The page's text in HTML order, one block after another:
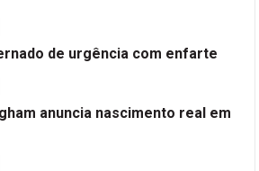
de urgência com enfarte
anuncia nascimento real em